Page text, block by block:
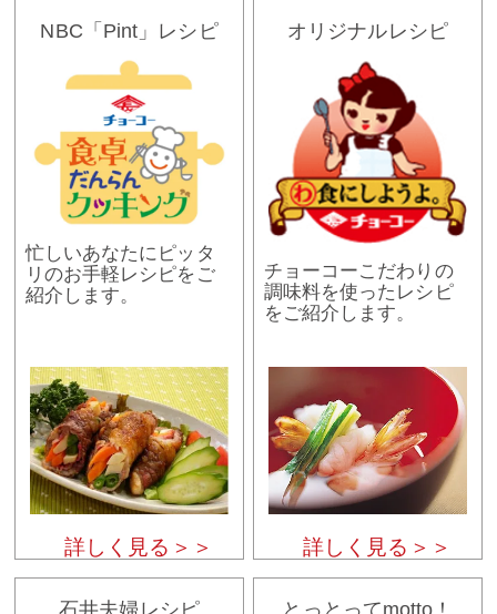
NBC「Pint」レシピ
忙しいあなたにピッタ
リのお手軽レシピをご
紹介します。
詳しく見る＞＞
オリジナルレシピ
チョーコーこだわりの
調味料を使ったレシピ
をご紹介します。
詳しく見る＞＞
石井夫婦レシピ とっとってmotto！